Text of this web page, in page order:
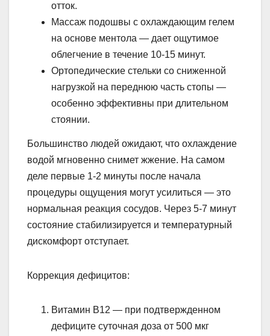
отток.
Массаж подошвы с охлаждающим гелем
на основе ментола — дает ощутимое
облегчение в течение 10-15 минут.
Ортопедические стельки со сниженной
нагрузкой на переднюю часть стопы —
особенно эффективны при длительном
стоянии.
Большинство людей ожидают, что охлаждение
водой мгновенно снимет жжение. На самом
деле первые 1-2 минуты после начала
процедуры ощущения могут усилиться — это
нормальная реакция сосудов. Через 5-7 минут
состояние стабилизируется и температурный
дискомфорт отступает.
Коррекция дефицитов:
Витамин B12 — при подтвержденном
дефиците суточная доза от 500 мкг